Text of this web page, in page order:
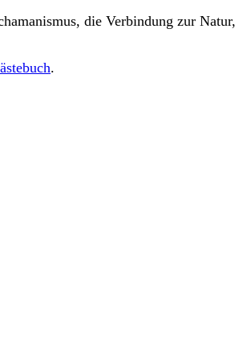
die Verbindung zur Natur,
.